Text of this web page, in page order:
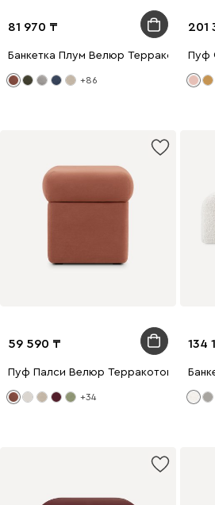
81 970
Банкетка Плум Велюр Терракотовый
+86
201
Пуф
59 590
Пуф Палси Велюр Терракотовый
+34
134